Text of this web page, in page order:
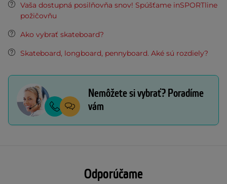
Vaša dostupná posilňovňa snov! Spúšťame inSPORTline
požičovňu
Ako vybrať skateboard?
Skateboard, longboard, pennyboard. Aké sú rozdiely?
Nemôžete si vybrať? Poradíme
vám
Odporúčame